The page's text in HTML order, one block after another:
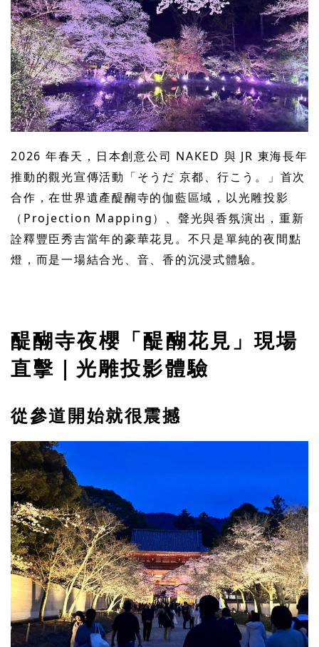
2026 年春天，日本創意公司 NAKED 與 JR 東海長年
推動的觀光宣傳活動「そうだ 京都、行こう。」首次
合作，在世界遺產醍醐寺的伽藍區域，以光雕投影
（Projection Mapping）、聲光與香氛演出，重新
詮釋豐臣秀吉當年的豪華花見。不只是單純的夜間點
燈，而是一場結合光、音、香的沉浸式體驗。
醍醐寺夜櫻「醍醐花見」現場
直擊｜光雕投影體驗
從參道開始就很震撼